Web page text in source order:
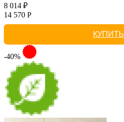
8 014 ₽
14 570 Р
КУПИТЬ
-40%